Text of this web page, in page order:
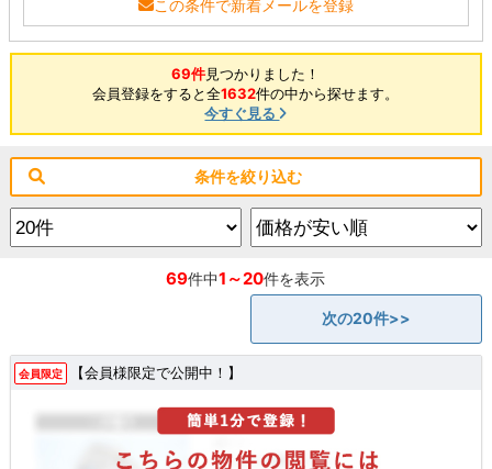
この条件で新着メールを登録
69件見つかりました！
会員登録をすると全1632件の中から探せます。
今すぐ見る
条件を絞り込む
69件中1～20件を表示
次の20件>>
会員限定 【会員様限定で公開中！】